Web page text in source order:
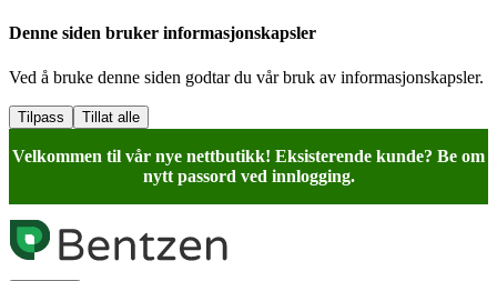
Denne siden bruker informasjonskapsler
Ved å bruke denne siden godtar du vår bruk av informasjonskapsler.
Tilpass Tillat alle
Velkommen til vår nye nettbutikk! Eksisterende kunde? Be om
nytt passord ved innlogging.